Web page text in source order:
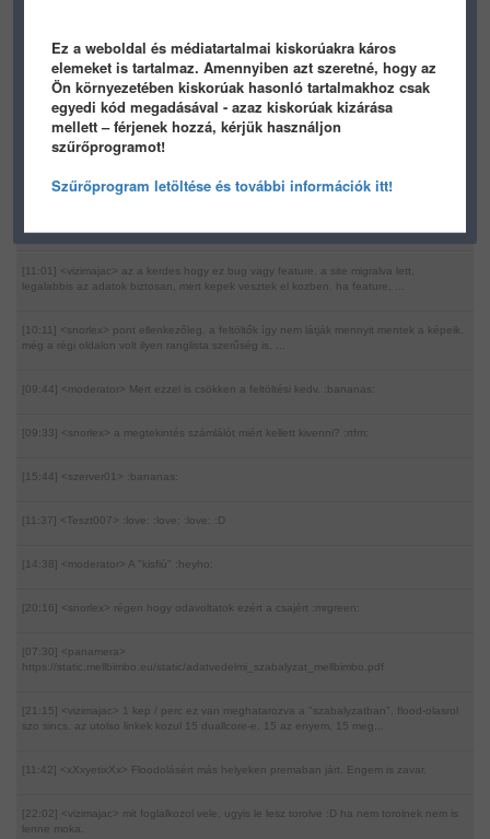
UTOLSÓ HOZZÁSZÓLÁSOK
[11:01] <vizimajac> az a kerdes hogy ez bug vagy feature. a site migralva lett,
legalabbis az adatok biztosan, mert kepek vesztek el kozben. ha feature, ...
[10:11] <snorlex> pont ellenkezőleg. a feltöltők így nem látják mennyit mentek a képeik.
még a régi oldalon volt ilyen ranglista szerűség is, ...
[09:44] <moderator> Mert ezzel is csökken a feltöltési kedv. :bananas:
[09:33] <snorlex> a megtekintés számlálót miért kellett kivenni? :rtfm:
[15:44] <szerver01> :bananas:
[11:37] <Teszt007> :love: :love: :love: :D
[14:38] <moderator> A "kisfiú" :heyho:
[20:16] <snorlex> régen hogy odavoltatok ezért a csajért :mrgreen:
[07:30] <panamera>
https://static.mellbimbo.eu/static/adatvedelmi_szabalyzat_mellbimbo.pdf
[21:15] <vizimajac> 1 kep / perc ez van meghatarozva a "szabalyzatban". flood-olasrol
szo sincs. az utolso linkek kozul 15 duallcore-e, 15 az enyem, 15 meg...
[11:42] <xXxyetixXx> Floodolásért más helyeken premaban járt. Engem is zavar.
[22:02] <vizimajac>
mit foglalkozol vele, ugyis le lesz torolve :D ha nem torolnek nem is
lenne moka.
Ez a weboldal és médiatartalmai kiskorúakra káros
elemeket is tartalmaz. Amennyiben azt szeretné, hogy az
Ön környezetében kiskorúak hasonló tartalmakhoz csak
egyedi kód megadásával - azaz kiskorúak kizárása
mellett – férjenek hozzá, kérjük használjon
szűrőprogramot!
Szűrőprogram letöltése és további információk itt!